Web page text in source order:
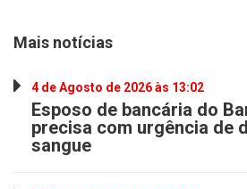
Mais notícias
4 de Agosto de 2026 às 13:02
Esposo de bancária do
precisa com urgência de
sangue